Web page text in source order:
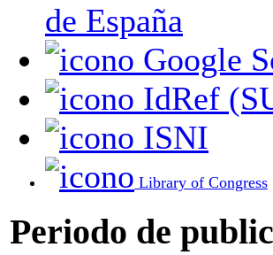
de España
Google
IdRef
ISNI
Library of Congress
Periodo de